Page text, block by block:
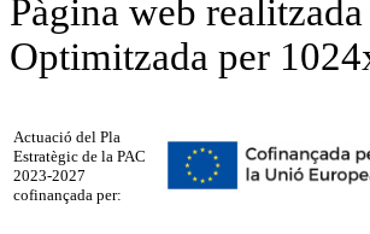
Pàgina web
Optimitzada per
Actuació del Pla
Estratègic de la PAC
2023-2027
cofinançada per: